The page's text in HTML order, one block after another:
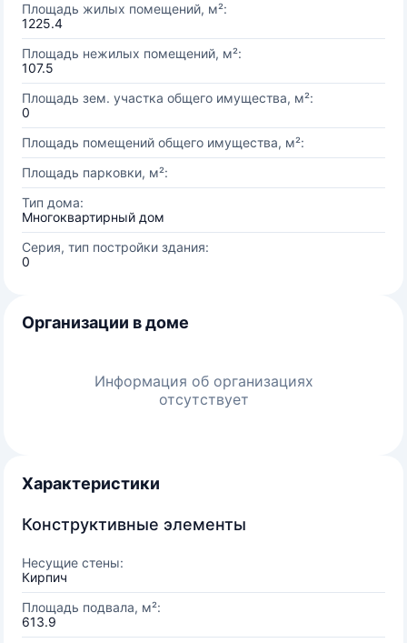
Площадь жилых помещений, м²:
1225.4
Площадь нежилых помещений, м²:
107.5
Площадь зем. участка общего имущества, м²:
0
Площадь помещений общего имущества, м²:
Площадь парковки, м²:
Тип дома:
Многоквартирный дом
Серия, тип постройки здания:
0
Организации в доме
Информация об организациях
отсутствует
Характеристики
Конструктивные элементы
Несущие стены:
Кирпич
Площадь подвала, м²:
613.9